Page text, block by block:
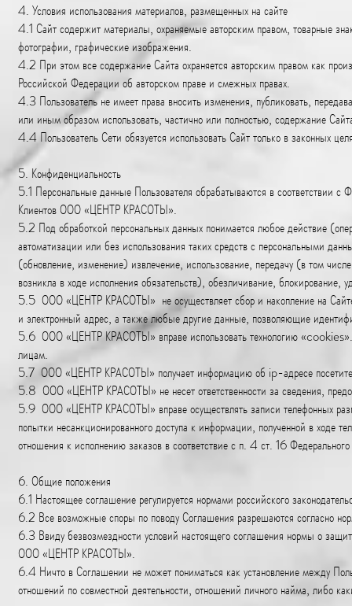
4. Условия использования материалов, размещенных на сайте
4.1 Сайт содержит материалы, охраняемые авторским правом, товарные
фотографии, графические изображения.
4.2 При этом все содержание Сайта охраняется авторским правом как
Российской Федерации об авторском праве и смежных правах.
4.3 Пользователь не имеет права вносить изменения, публиковать,
или иным образом использовать, частично или полностью, содержание
4.4 Пользователь Сети обязуется использовать Сайт только в законных
5. Конфиденциальность
5.1 Персональные данные Пользователя обрабатываются в
Клиентов ООО «ЦЕНТР КРАСОТЫ».
5.2 Под обработкой персональных данных понимается любое действие
автоматизации или без использования таких средств с персональными
(обновление, изменение) извлечение, использование, передачу (в том
возникла в ходе исполнения обязательств), обезличивание, блокирование,
5.5 ООО «ЦЕНТР КРАСОТЫ» не осуществляет сбор и накопление на Сайте
и электронный адрес, а также любые другие данные, позволяющие
5.6 ООО «ЦЕНТР КРАСОТЫ» вправе использовать технологию
лицам.
5.7 ООО «ЦЕНТР КРАСОТЫ» получает информацию об ip-адресе
5.8 ООО «ЦЕНТР КРАСОТЫ» не несет ответственности за сведения,
5.9 ООО «ЦЕНТР КРАСОТЫ» вправе осуществлять записи телефонных
попытки несанкционированного доступа к информации, полученной в ходе
отношения к исполнению заказов в соответствие с п. 4 ст. 16
6. Общие положения
6.1 Настоящее соглашение регулируется нормами российского
6.2 Все возможные споры по поводу Соглашения разрешаются согласно
6.3 Ввиду безвозмездности условий настоящего соглашения нормы о
ООО «ЦЕНТР КРАСОТЫ».
6.4 Ничто в Соглашении не может пониматься как установление между
отношений по совместной деятельности, отношений личного найма, либо